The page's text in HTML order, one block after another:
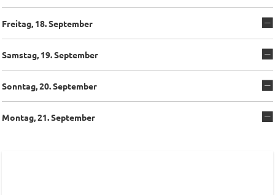
Freitag, 18. September
Samstag, 19. September
Sonntag, 20. September
Montag, 21. September